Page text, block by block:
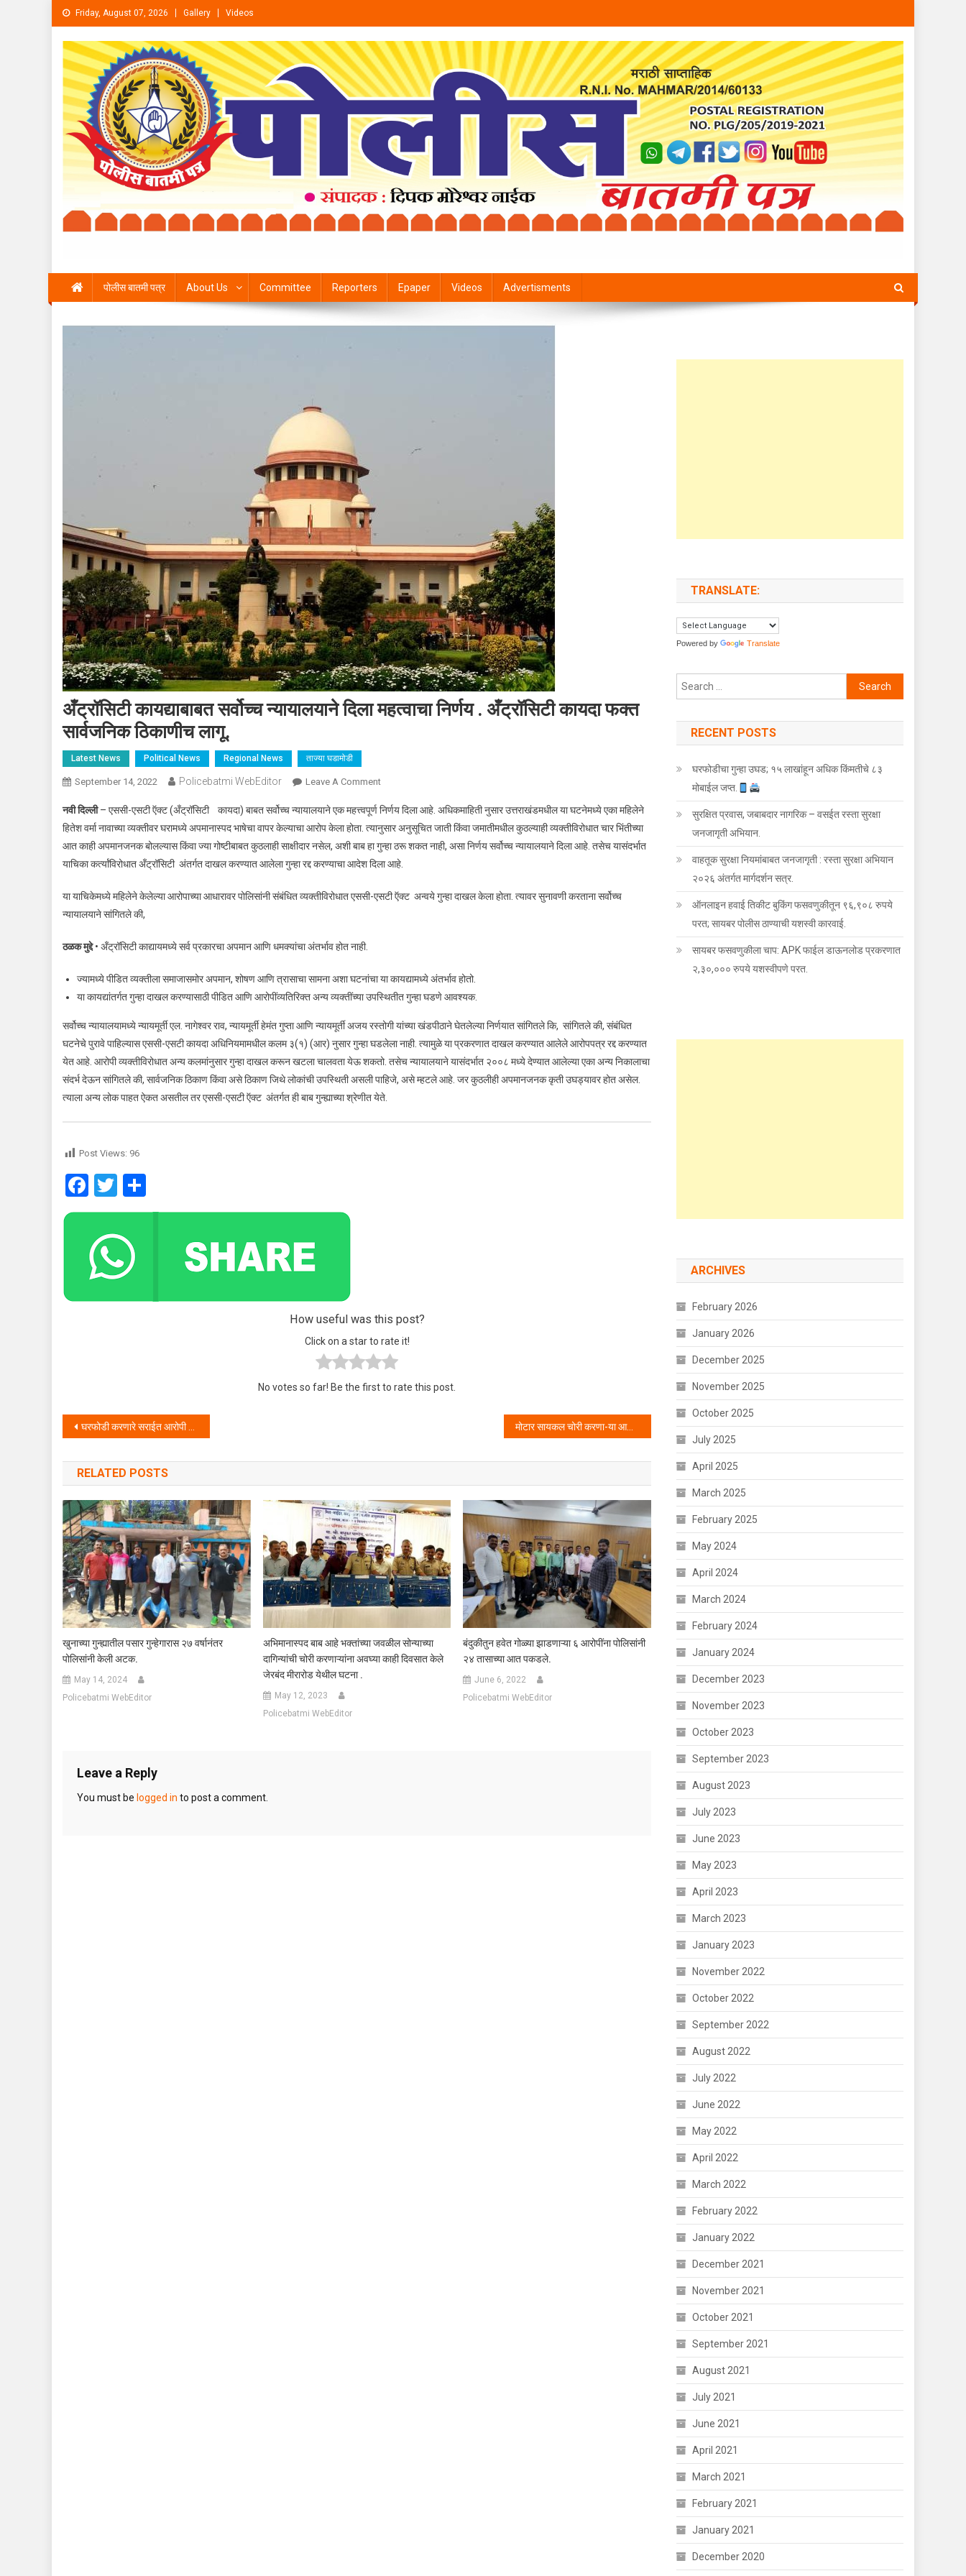
Skip to content
Friday, August 07, 2026 Gallery Videos
पोलीस बातमी पत्र About Us Committee Reporters Epaper Videos Advertisments
अँट्रॉसिटी कायद्याबाबत सर्वोच्च न्यायालयाने दिला महत्वाचा निर्णय . अँट्रॉसिटी कायदा फक्त
सार्वजनिक ठिकाणीच लागू.
Latest News Political News Regional News ताज्या घडामोडी
September 14, 2022 Policebatmi WebEditor Leave A Comment On अँट्रॉसिटी कायद्याबाबत सर्वोच्च न्यायालयाने दिला महत्वाचा निर्णय . अँट्रॉसिटी कायदा फक्त सार्वजनिक ठिकाणीच लागू.
नवी दिल्ली– एससी-एसटी ऍक्ट (अँट्रॉसिटी कायदा) बाबत सर्वोच्च न्यायालयाने एक महत्त्वपूर्ण निर्णय दिला आहे. अधिकमाहिती नुसार उत्तराखंडमधील या घटनेमध्ये एका महिलेने
हितेश वर्मा नावाच्या व्यक्तीवर घरामध्ये अपमानास्पद भाषेचा वापर केल्याचा आरोप केला होता. त्यानुसार अनुसूचित जाती किंवा जमातीमधील कुठल्याही व्यक्तीविरोधात चार भिंतीच्या
आत काही अपमानजनक बोलल्यास किंवा ज्या गोष्टीबाबत कुठलाही साक्षीदार नसेल, अशी बाब हा गुन्हा ठरू शकत नाही, असा निर्णय सर्वोच्च न्यायालयाने दिला आहे. तसेच यासंदर्भात
याचिका कर्त्यांविरोधात अँट्रॉसिटी अंतर्गत दाखल करण्यात आलेला गुन्हा रद्द करण्याचा आदेश दिला आहे.
या याचिकेमध्ये महिलेने केलेल्या आरोपाच्या आधारावर पोलिसांनी संबंधित व्यक्तीविरोधात एससी-एसटी ऍक्ट अन्वये गुन्हा दाखल केला होता. त्यावर सुनावणी करताना सर्वोच्च
न्यायालयाने सांगितले की,
ठळक मुद्दे• अँट्रॉसिटी काद्यायमध्ये सर्व प्रकारचा अपमान आणि धमक्यांचा अंतर्भाव होत नाही.
ज्यामध्ये पीडित व्यक्तीला समाजासमोर अपमान, शोषण आणि त्रासाचा सामना अशा घटनांचा या कायद्यामध्ये अंतर्भाव होतो.
या कायद्यांतर्गत गुन्हा दाखल करण्यासाठी पीडित आणि आरोपींव्यतिरिक्त अन्य व्यक्तींच्या उपस्थितीत गुन्हा घडणे आवश्यक.
सर्वोच्च न्यायालयामध्ये न्यायमूर्ती एल. नागेश्वर राव, न्यायमूर्ती हेमंत गुप्ता आणि न्यायमूर्ती अजय रस्तोगी यांच्या खंडपीठाने घेतलेल्या निर्णयात सांगितले कि, सांगितले की, संबंधित
घटनेचे पुरावे पाहिल्यास एससी-एसटी कायदा अधिनियमामधील कलम ३(१) (आर) नुसार गुन्हा घडलेला नाही. त्यामुळे या प्रकरणात दाखल करण्यात आलेले आरोपपत्र रद्द करण्यात
येत आहे. आरोपी व्यक्तीविरोधात अन्य कलमांनुसार गुन्हा दाखल करून खटला चालवता येऊ शकतो. तसेच न्यायालयाने यासंदर्भात २००८ मध्ये देण्यात आलेल्या एका अन्य निकालाचा
संदर्भ देऊन सांगितले की, सार्वजनिक ठिकाण किंवा असे ठिकाण जिथे लोकांची उपस्थिती असली पाहिजे, असे म्हटले आहे. जर कुठलीही अपमानजनक कृती उघड्यावर होत असेल.
त्याला अन्य लोक पाहत ऐकत असतील तर एससी-एसटी ऍक्ट अंतर्गत ही बाब गुन्ह्याच्या श्रेणीत येते.
Post Views: 96
Facebook
Twitter
How useful was this post?
Click on a star to rate it!
No votes so far! Be the first to rate this post.
Post navigation
घरफोडी करणारे सराईत आरोपी पेल्हार पोलिसांच्या तावडीत- १५ गुन्ह्यांची केली उकल . मोटार सायकल चोरी करणा-या आरोपीस अटक करुन ४ गुन्हयांची उकल -नालासोपारा पोलीस ठाणे यांची कामगिरी .
RELATED POSTS
खुनाच्या गुन्ह्यातील पसार गुन्हेगारास २७ वर्षानंतर
पोलिसांनी केली अटक.
May 14, 2024
Policebatmi WebEditor
अभिमानास्पद बाब आहे भक्तांच्या जवळील सोन्याच्या
दागिन्यांची चोरी करणाऱ्यांना अवघ्या काही दिवसात केले
जेरबंद मीरारोड येथील घटना .
May 12, 2023
Policebatmi WebEditor
बंदुकीतुन हवेत गोळ्या झाडणाऱ्या ६ आरोपींना पोलिसांनी
२४ तासाच्या आत पकडले.
June 6, 2022
Policebatmi WebEditor
Leave a Reply
You must be logged in to post a comment.
TRANSLATE:
Powered by Translate
Search for:
RECENT POSTS
घरफोडीचा गुन्हा उघड; १५ लाखांहून अधिक किंमतीचे ८३
मोबाईल जप्त.
सुरक्षित प्रवास, जबाबदार नागरिक – वसईत रस्ता सुरक्षा
जनजागृती अभियान.
वाहतूक सुरक्षा नियमांबाबत जनजागृती : रस्ता सुरक्षा अभियान
२०२६ अंतर्गत मार्गदर्शन सत्र.
ऑनलाइन हवाई तिकीट बुकिंग फसवणुकीतून ९६,९०८ रुपये
परत; सायबर पोलीस ठाण्याची यशस्वी कारवाई.
सायबर फसवणुकीला चाप: APK फाईल डाऊनलोड प्रकरणात
२,३०,००० रुपये यशस्वीपणे परत.
ARCHIVES
February 2026
January 2026
December 2025
November 2025
October 2025
July 2025
April 2025
March 2025
February 2025
May 2024
April 2024
March 2024
February 2024
January 2024
December 2023
November 2023
October 2023
September 2023
August 2023
July 2023
June 2023
May 2023
April 2023
March 2023
January 2023
November 2022
October 2022
September 2022
August 2022
July 2022
June 2022
May 2022
April 2022
March 2022
February 2022
January 2022
December 2021
November 2021
October 2021
September 2021
August 2021
July 2021
June 2021
April 2021
March 2021
February 2021
January 2021
December 2020